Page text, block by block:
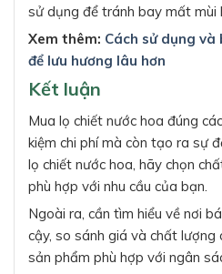
sử dụng để tránh bay mất mùi
Xem thêm: Cách sử dụng và
để lưu hương lâu hơn
Kết luận
Mua lọ chiết nước hoa đúng
kiệm chi phí mà còn tạo ra sự
lọ chiết nước hoa, hãy chọn
phù hợp với nhu cầu của bạn.
Ngoài ra, cần tìm hiểu về nơi
cậy, so sánh giá và chất lượng
sản phẩm phù hợp với ngân